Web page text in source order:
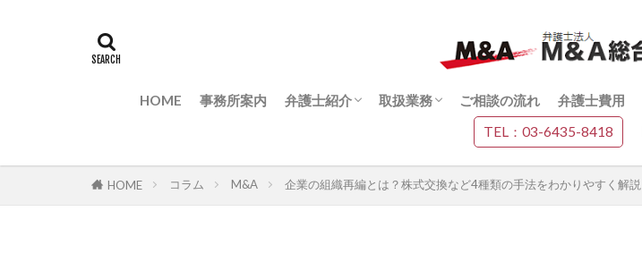
HOME 事務所案内 弁護士紹介 取扱業務
M&A契約書に関する総合案内
M&Aデューデリジェンスに関する総合案
内
M&Aトラブルに関する総合案内
非上場株式・少数株主問題に関する総合
案内
M&A・少数株主・裁判実務に関する動画
解説
ご相談の流れ 弁護士費用
TEL：03-6435-8418
HOME コラム M&A 企業の組織再編とは？株式交換など4種類の手法をわかりやすく解説